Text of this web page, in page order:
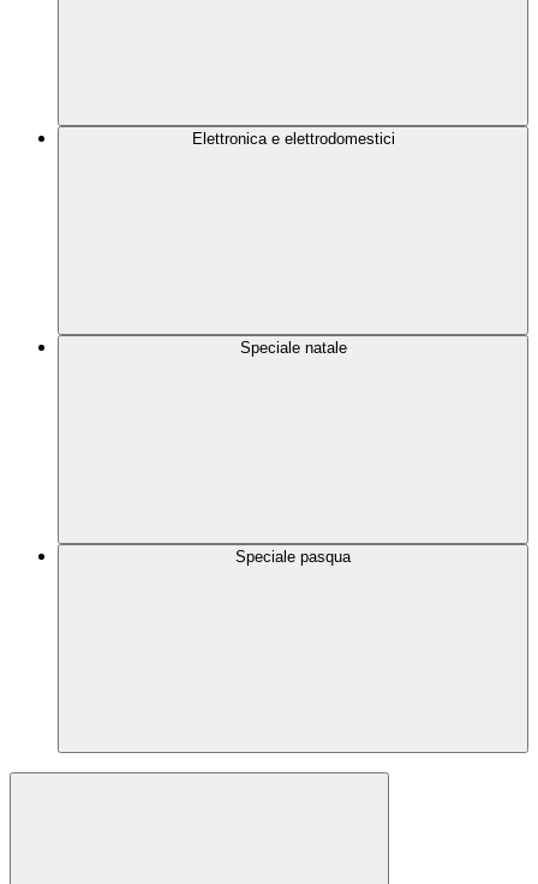
Elettronica e elettrodomestici
Speciale natale
Speciale pasqua